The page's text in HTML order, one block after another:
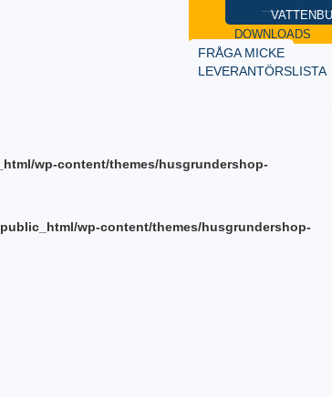
DOWNLOADS
FRÅGA MICKE
LEVERANTÖRSLISTA
wp-content/themes/husgrundershop-
wp-content/themes/husgrundershop-